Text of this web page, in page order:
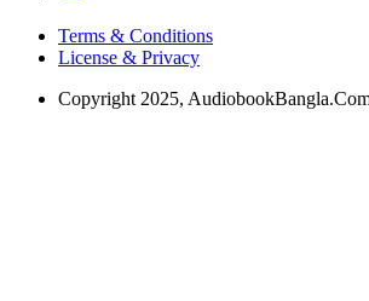
Terms & Conditions
License & Privacy
Copyright 2025,